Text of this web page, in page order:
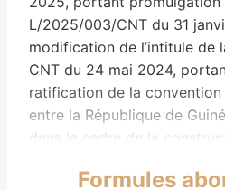
L/2025/003/CNT du 31
modification de l’intitule de
CNT du 24 mai 2024,
ratification de la
entre la République de
dans le cadre de la
industriels et durables en
Formules